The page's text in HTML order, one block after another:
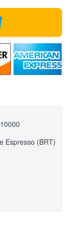
Espresso (BRT)